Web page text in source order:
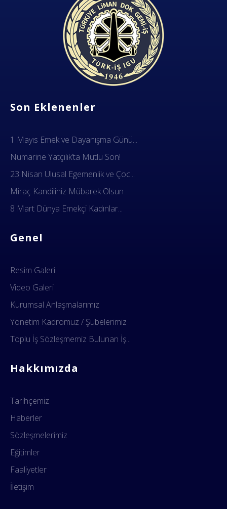
Son Eklenenler
1 Mayıs Emek ve Dayanışma Günü...
Numarine Yatçılık’ta Mutlu Son!
23 Nisan Ulusal Egemenlik ve Çoc...
Miraç Kandiliniz Mübarek Olsun
8 Mart Dünya Emekçi Kadınlar...
Genel
Resim Galeri
Video Galeri
Kurumsal Anlaşmalarımız
Yönetim Kadromuz / Şubelerimiz
Toplu İş Sözleşmemiz Bulunan İş...
Hakkımızda
Tarihçemiz
Haberler
Sözleşmelerimiz
Eğitimler
Faaliyetler
İletişim